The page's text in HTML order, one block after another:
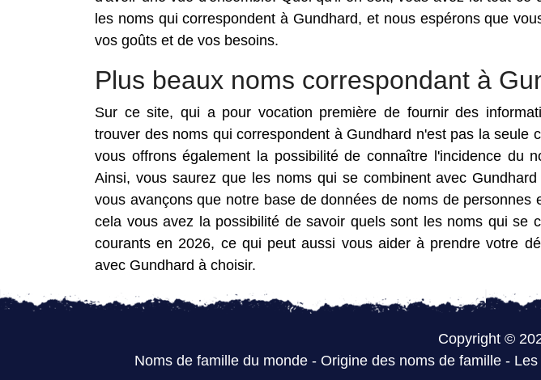
les noms qui correspondent à Gundhard, et nous espérons que
vos goûts et de vos besoins.
Plus beaux noms correspondant à
Sur ce site, qui a pour vocation première de fournir des
trouver des noms qui correspondent à Gundhard n'est pas la seule
vous offrons également la possibilité de connaître l'incidence du
Ainsi, vous saurez que les noms qui se combinent avec
vous avançons que notre base de données de noms de personnes
cela vous avez la possibilité de savoir quels sont les noms qui se
courants en 2026, ce qui peut aussi vous aider à prendre votre
avec Gundhard à choisir.
Copyright ©
Noms de famille du monde- Origine des noms de famille-